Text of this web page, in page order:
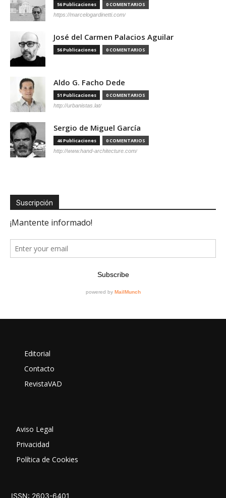
56 Publicaciones 0 COMENTARIOS
https://marcelogardinetti.com/
José del Carmen Palacios Aguilar
56 Publicaciones 0 COMENTARIOS
Aldo G. Facho Dede
51 Publicaciones 0 COMENTARIOS
http://urbanistas.lat/
Sergio de Miguel García
46 Publicaciones 0 COMENTARIOS
http://www.hand-architecture.com/
Suscripción
Editorial
Contacto
RevistaVAD
Aviso Legal
Privacidad
Política de Cookies
ISSN: 2603-6401